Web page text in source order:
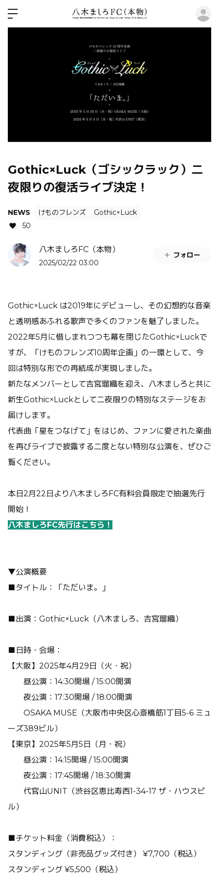
Gothic×Luck（ゴシックラック）二
夜限りの復活ライブ決定！
NEWS けものフレンズ
Gothic×Luck
50
八木ましろFC（本物）
2025/02/22 03:00
フォロー
Gothic×Luck は2019年にデビューし、その幻想的な音楽
と透明感あふれる歌声で多くのファンを魅了しました。
2022年5月に惜しまれつつも幕を閉じたGothic×Luckで
すが、「けものフレンズ10周年企画」の一環として、今
回は特別な形での再結成が実現しました。
新たなメンバーとして吉宮瑠織を迎え、八木ましろと共に
新生Gothic×Luckとして二夜限りの特別なステージをお
届けします。
代表曲「星をつなげて」をはじめ、ファンに愛された楽曲
を再びライブで披露する二度とない特別な公演を、ぜひご
覧ください。
本日2月22日より八木ましろFC有料会員限定で抽選先行
開始！
八木ましろFC先行はこちら！
▼公演概要
■タイトル：「ただいま。」
■出演：Gothic×Luck（八木ましろ、吉宮瑠織）
■日時・会場：
【大阪】2025年4月29日（火・祝）
昼公演：14:30開場 / 15:00開演
夜公演：17:30開場 / 18:00開演
OSAKA MUSE（大阪市中央区心斎橋筋1丁目5-6 ミュ
ーズ389ビル）
【東京】2025年5月5日（月・祝）
昼公演：14:15開場 / 15:00開演
夜公演：17:45開場 / 18:30開演
代官山UNIT（渋谷区恵比寿西1-34-17 ザ・ハウスビ
ル）
■チケット料金（消費税込）：
スタンディング（非売品グッズ付き） ¥7,700（税込）
スタンディング ¥5,500（税込）